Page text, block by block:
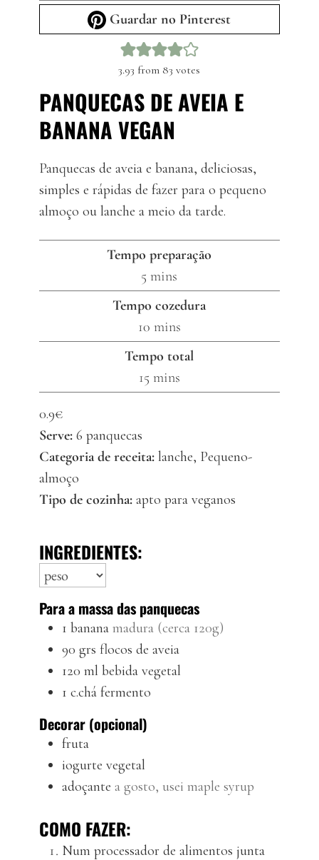
Guardar no Pinterest
3.93 from 83 votes
PANQUECAS DE AVEIA E
BANANA VEGAN
Panquecas de aveia e banana, deliciosas,
simples e rápidas de fazer para o pequeno
almoço ou lanche a meio da tarde.
Tempo preparação
5 minutes
mins
Tempo cozedura
10minutes
mins
Tempo total
15minutes
mins
0.9€
Serve: 6 panquecas
Categoria de receita: lanche, Pequeno-
almoço
Tipo de cozinha: apto para veganos
INGREDIENTES:
Para a massa das panquecas
1 banana madura (cerca 120g)
90 grs flocos de aveia
120 ml bebida vegetal
1 c.chá fermento
Decorar (opcional)
fruta
iogurte vegetal
adoçante a gosto, usei maple syrup
COMO FAZER:
Num processador de alimentos junta